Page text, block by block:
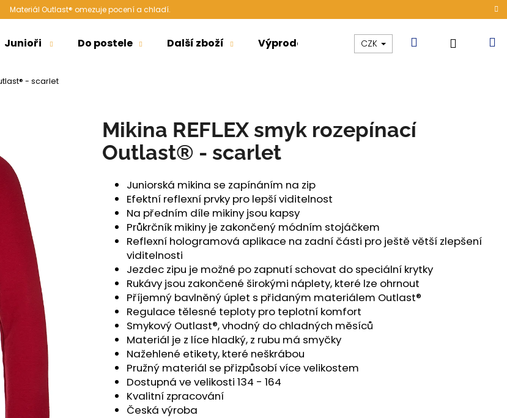
Materiál Outlast® omezuje pocení a chladí.
Junioři Do postele Další zboží Výprodej Kolekce Akce
CZK Hledat
- scarlet
Mikina REFLEX smyk rozepínací
Outlast® - scarlet
Juniorská mikina se zapínáním na zip
Efektní reflexní prvky pro lepší viditelnost
Na předním díle mikiny jsou kapsy
Průkrčník mikiny je zakončený módním stojáčkem
Reflexní hologramová aplikace na zadní části pro ještě větší zlepšení
viditelnosti
Jezdec zipu je možné po zapnutí schovat do speciální krytky
Rukávy jsou zakončené širokými náplety, které lze ohrnout
Příjemný bavlněný úplet s přidaným materiálem Outlast®
Regulace tělesné teploty pro teplotní komfort
Smykový Outlast®, vhodný do chladných měsíců
Materiál je z líce hladký, z rubu má smyčky
Nažehlené etikety, které neškrábou
Pružný materiál se přizpůsobí více velikostem
Dostupná ve velikosti 134 - 164
Kvalitní zpracování
Česká výroba
Doporučujeme
LONG DÁMSKÉ TENKÉ
- ČERNÁ
ŠORTKY HIGH DÁMSKÉ TENKÉ OUTLAST®
- ČERNÁ
599 Kč